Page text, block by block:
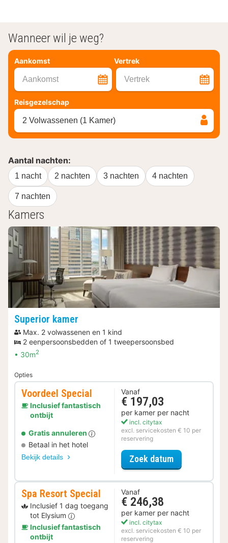
Wanneer wil je weg?
Aankomst Vertrek
Aankomst Vertrek
Reisgezelschap
2 Volwassenen (1 Kamer)
Aantal nachten:
1 nacht 2 nachten 3 nachten 4 nachten
7 nachten
Kamers
Superior kamer
Max. 2 volwassenen en 1 kind
2 eenpersoonsbedden of 1 tweepersoonsbed
30m2
Opties
Voordeel Special
Inclusief fantastisch
ontbijt
Gratis annuleren
Betaal in het hotel
Bekijk details
Vanaf
€ 197,03
per kamer per nacht
incl. citytax
excl. servicekosten € 10 per
reservering
Zoek datumvoor Voordeel
Spa Resort Special
Inclusief 1 dag toegang
tot Elysium
Inclusief fantastisch
ontbijt
Vanaf
€ 246,38
per kamer per nacht
incl. citytax
excl. servicekosten € 10 per
reservering